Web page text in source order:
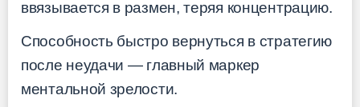
ввязывается в размен, теряя концентрацию.
Способность быстро вернуться в стратегию
после неудачи — главный маркер
ментальной зрелости.